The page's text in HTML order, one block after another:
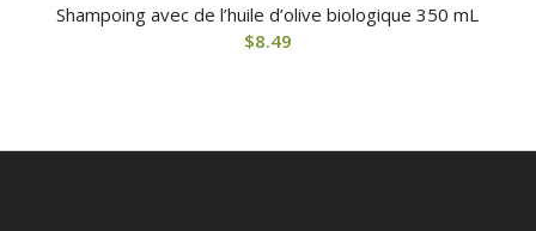
Shampoing avec de l’huile d’olive biologique 350 mL
$8.49